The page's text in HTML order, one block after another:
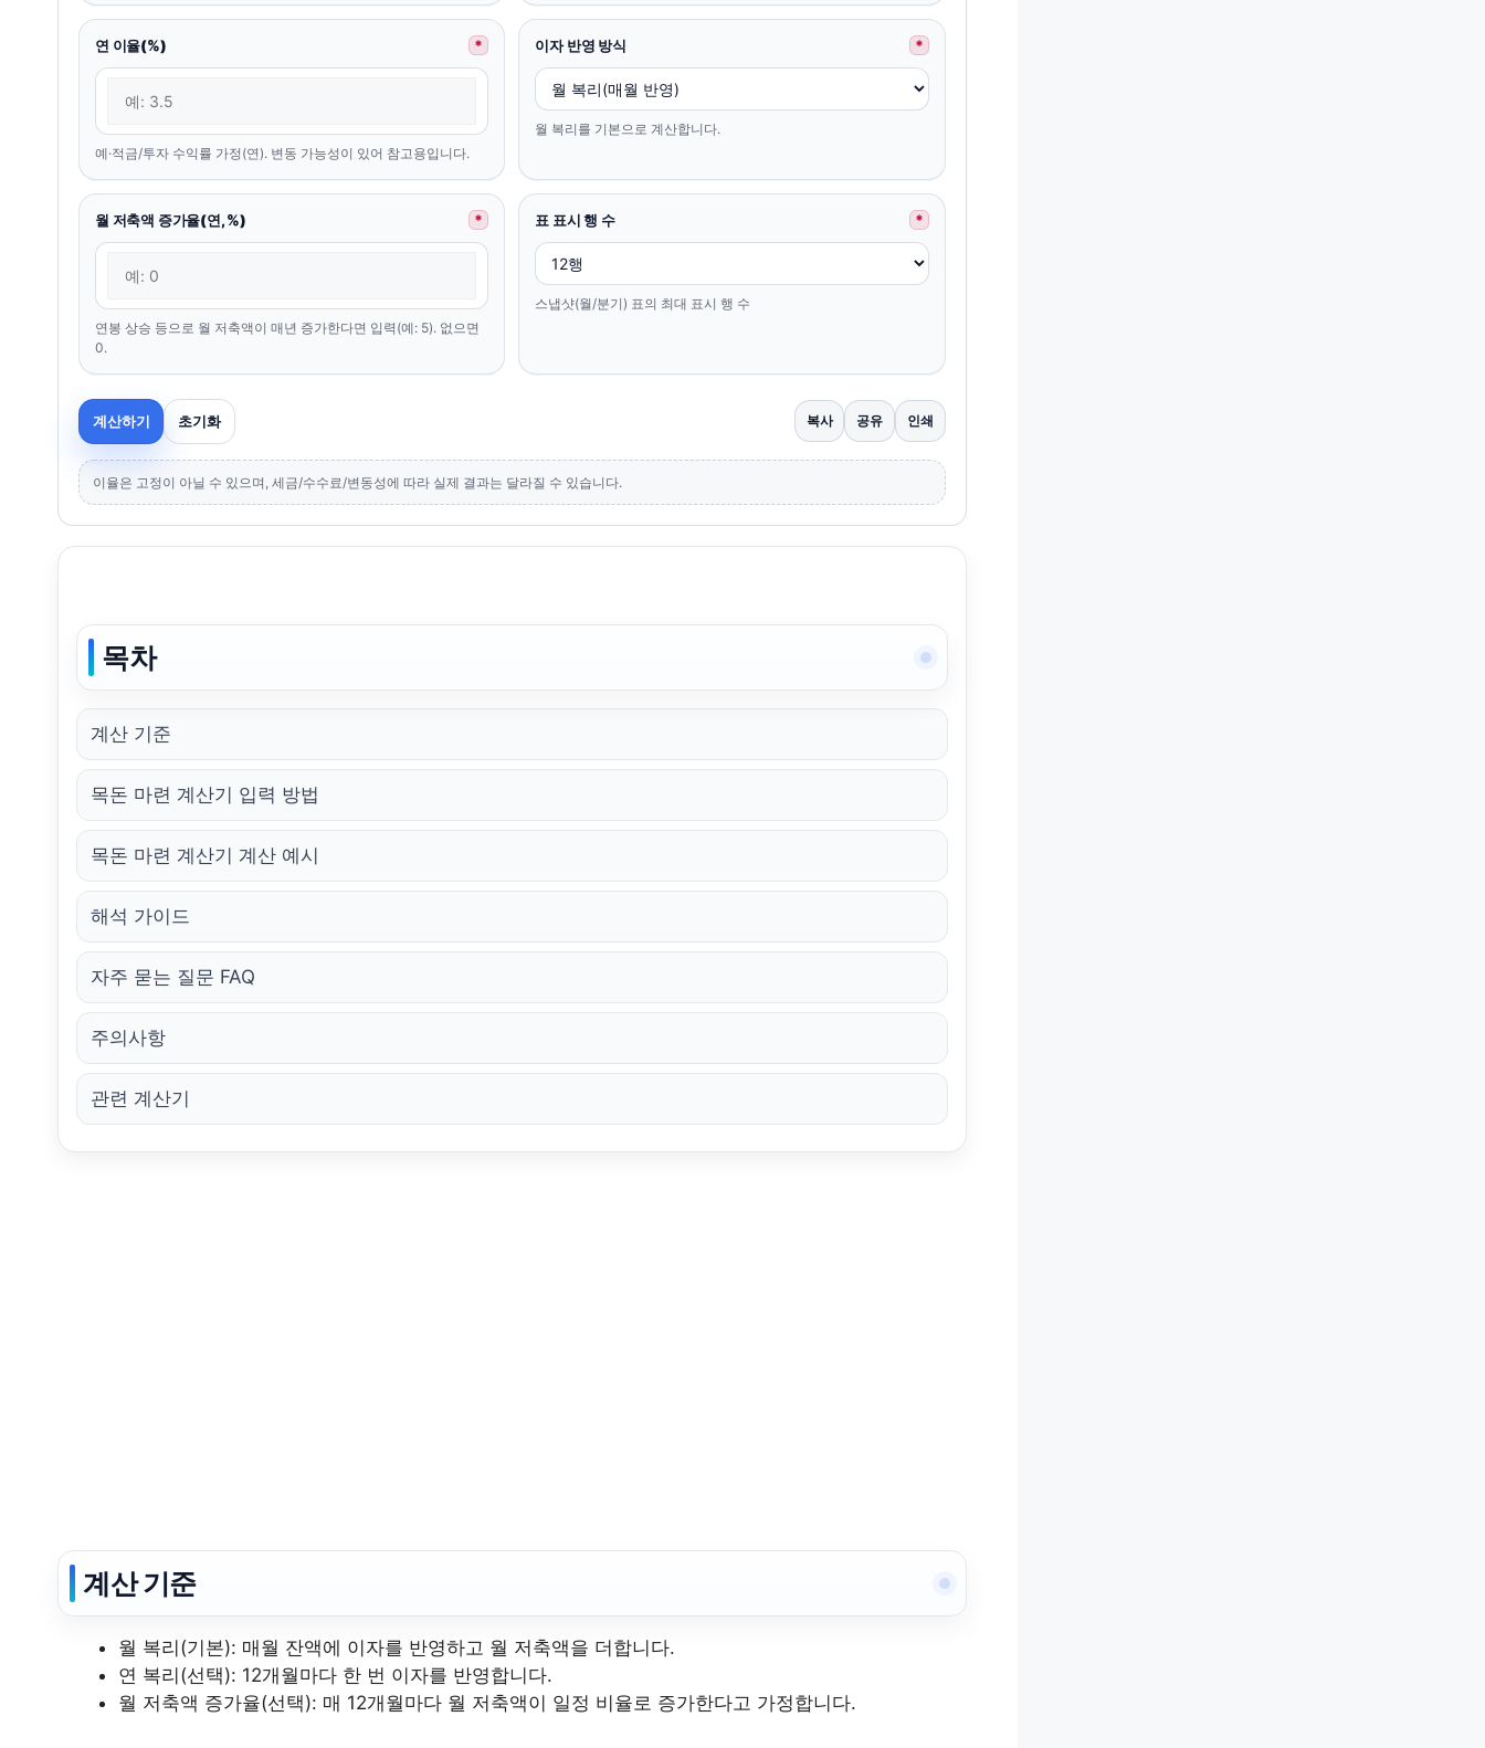
연 이율(%) *
예·적금/투자 수익률 가정(연). 변동 가능성이 있어 참고용입니다.
이자 반영 방식 *
월 복리를 기본으로 계산합니다.
월 저축액 증가율(연, %) *
연봉 상승 등으로 월 저축액이 매년 증가한다면 입력(예: 5). 없으면
0.
표 표시 행 수 *
스냅샷(월/분기) 표의 최대 표시 행 수
계산하기 초기화 복사 공유 인쇄
이율은 고정이 아닐 수 있으며, 세금/수수료/변동성에 따라 실제 결과는 달라질 수 있습니다.
목차
계산 기준
목돈 마련 계산기 입력 방법
목돈 마련 계산기 계산 예시
해석 가이드
자주 묻는 질문 FAQ
주의사항
관련 계산기
계산 기준
월 복리(기본): 매월 잔액에 이자를 반영하고 월 저축액을 더합니다.
연 복리(선택): 12개월마다 한 번 이자를 반영합니다.
월 저축액 증가율(선택): 매 12개월마다 월 저축액이 일정 비율로 증가한다고 가정합니다.